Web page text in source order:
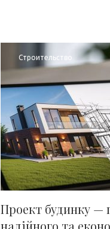
Строительство
Проект будинку —